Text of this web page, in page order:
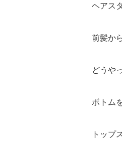
ヘアス
前髪か
どうや
ボトム
トップ